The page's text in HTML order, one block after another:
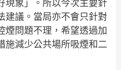
現象」。所以今次主要針
建議。當局亦不會只針對
煙問題不理，希望透過加
施減少公共場所吸煙和二